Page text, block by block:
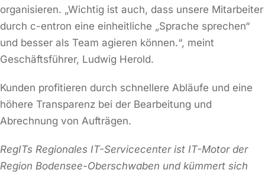
organisieren. „Wichtig ist auch, dass unsere Mitarbeiter
durch c-entron eine einheitliche „Sprache sprechen“
und besser als Team agieren können.“, meint
Geschäftsführer, Ludwig Herold.
Kunden profitieren durch schnellere Abläufe und eine
höhere Transparenz bei der Bearbeitung und
Abrechnung von Aufträgen.
RegITs Regionales IT-Servicecenter ist IT-Motor der
Region Bodensee-Oberschwaben und kümmert sich